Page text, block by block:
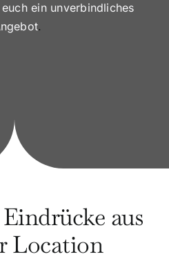
ein unverbindliches
.
aus
Location